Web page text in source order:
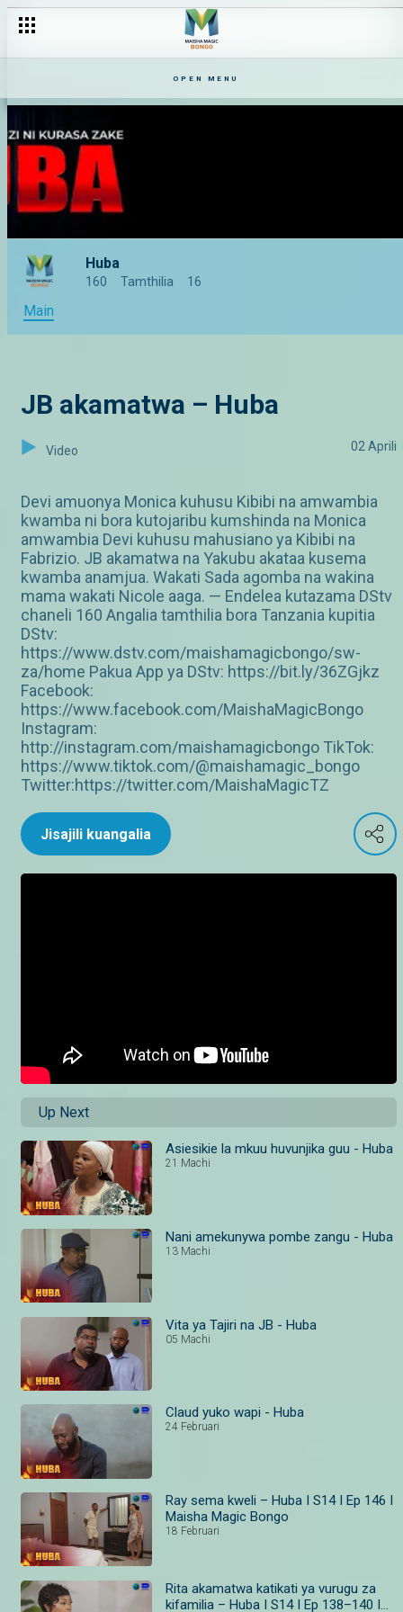
OPEN MENU
Huba
160 Tamthilia 16
Main
JB akamatwa – Huba
Video 02 Aprili
Devi amuonya Monica kuhusu Kibibi na amwambia
kwamba ni bora kutojaribu kumshinda na Monica
amwambia Devi kuhusu mahusiano ya Kibibi na
Fabrizio. JB akamatwa na Yakubu akataa kusema
kwamba anamjua. Wakati Sada agomba na wakina
mama wakati Nicole aaga. — Endelea kutazama DStv
chaneli 160 Angalia tamthilia bora Tanzania kupitia
DStv:
https://www.dstv.com/maishamagicbongo/sw-
za/home Pakua App ya DStv: https://bit.ly/36ZGjkz
Facebook:
https://www.facebook.com/MaishaMagicBongo
Instagram:
http://instagram.com/maishamagicbongo TikTok:
https://www.tiktok.com/@maishamagic_bongo
Twitter:https://twitter.com/MaishaMagicTZ
Jisajili kuangalia
Up Next
Asiesikie la mkuu huvunjika guu - Huba
21 Machi
Nani amekunywa pombe zangu - Huba
13 Machi
Vita ya Tajiri na JB - Huba
05 Machi
Claud yuko wapi - Huba
24 Februari
Ray sema kweli – Huba I S14 I Ep 146 I
Maisha Magic Bongo
18 Februari
Rita akamatwa katikati ya vurugu za
kifamilia – Huba I S14 I Ep 138–140 I